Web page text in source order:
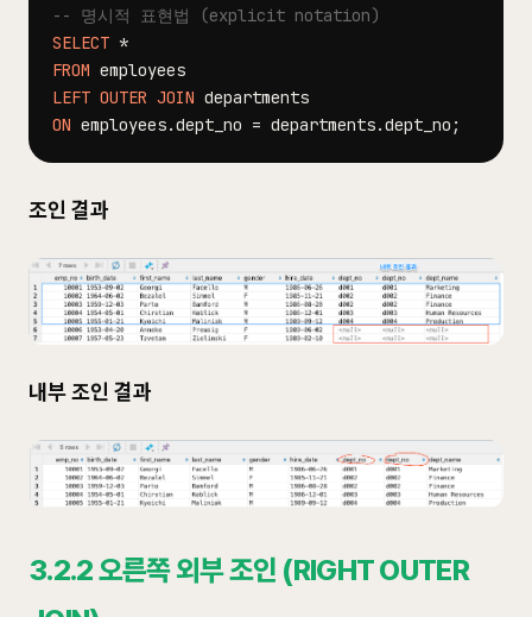
-- 명시적 표현법 (explicit notation)
SELECT *
FROM
LEFT OUTER JOIN
ON employees.dept_no = departments.dept_no ;
조인 결과
내부 조인 결과
3.2.2 오른쪽 외부 조인 (RIGHT OUTER